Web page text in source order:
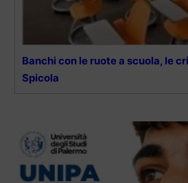
Banchi con le ruote a scuola, le
Spicola